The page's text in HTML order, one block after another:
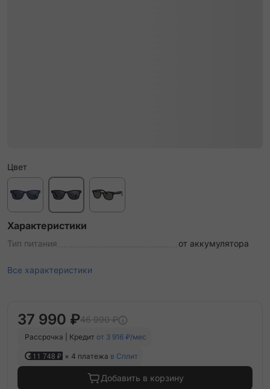
Цвет
Характеристики
Тип питания от аккумулятора
Все характеристики
37 990 ₽46 990 ₽
Рассрочка | Кредит от 3 916 ₽/мес
11 748 ₽ × 4 платежа в Сплит
Добавить в корзину